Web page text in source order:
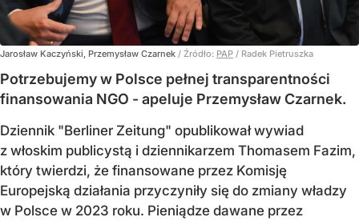
Jarosław Kaczyński, Przemysław Czarnek / Źródło: PAP / Radek Pietruszka
Potrzebujemy w Polsce pełnej transparentności
finansowania NGO - apeluje Przemysław Czarnek.
Dziennik "Berliner Zeitung" opublikował wywiad
z włoskim publicystą i dziennikarzem Thomasem Fazim,
który twierdzi, że finansowane przez Komisję
Europejską działania przyczyniły się do zmiany władzy
w Polsce w 2023 roku. Pieniądze dawane przez